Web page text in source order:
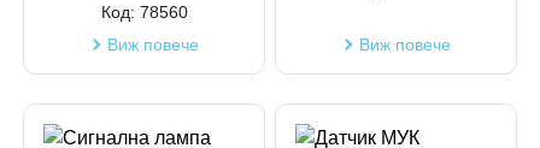
Код: 78560
Виж повече
Виж повече